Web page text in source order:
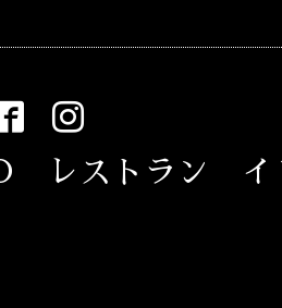
レストラン イ